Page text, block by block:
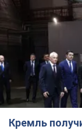
Кремль